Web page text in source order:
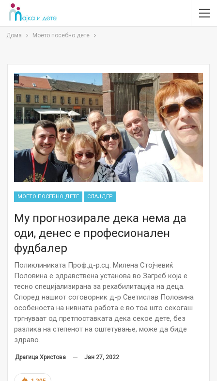
Дома Моето посебно дете
МОЕТО ПОСЕБНО ДЕТЕ СЛАЈДЕР
Му прогнозирале дека нема да
оди, денес е професионален
фудбалер
Поликлиниката Проф.д-р.сц. Милена Стојчевиќ
Половина е здравствена установа во Загреб која е
тесно специјализирана за рехабилитација на деца.
Според нашиот соговорник д-р Светислав Половина
особеноста на нивната работа е во тоа што секогаш
тргнуваат од претпоставката дека секое дете, без
разлика на степенот на оштетување, може да биде
здраво.
Драгица Христова Јан 27, 2022